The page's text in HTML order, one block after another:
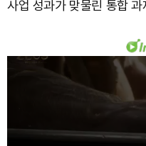
사업 성과가 맞물린 통합